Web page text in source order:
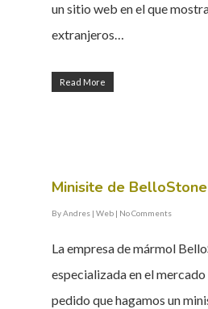
un sitio web en el que
extranjeros…
Read More
Minisite de
ByAndres | Web | No Comments
La empresa de mármol
especializada en el mercado
pedido que hagamos un